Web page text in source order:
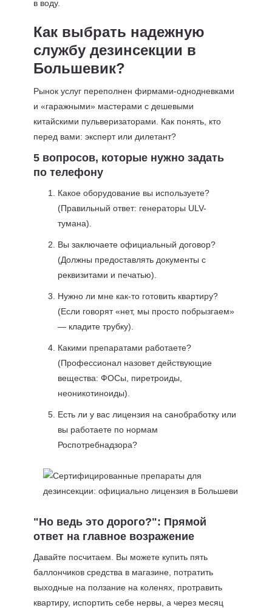
в воду.
Как выбрать надежную
службу дезинсекции в
Большевик?
Рынок услуг переполнен фирмами-однодневками
и «гаражными» мастерами с дешевыми
китайскими пульверизаторами. Как понять, кто
перед вами: эксперт или дилетант?
5 вопросов, которые нужно задать
по телефону
Какое оборудование вы используете?
(Правильный ответ: генераторы ULV-
тумана).
Вы заключаете официальный договор?
(Должны предоставлять документы с
реквизитами и печатью).
Нужно ли мне как-то готовить квартиру?
(Если говорят «нет, мы просто побрызгаем»
— кладите трубку).
Какими препаратами работаете?
(Профессионал назовет действующие
вещества: ФОСы, пиретроиды,
неоникотиноиды).
Есть ли у вас лицензия на санобработку или
вы работаете по нормам
Роспотребнадзора?
"Но ведь это дорого?": Прямой
ответ на главное возражение
Давайте посчитаем. Вы можете купить пять
баллончиков средства в магазине, потратить
выходные на ползание на коленях, протравить
квартиру, испортить себе нервы, а через месяц